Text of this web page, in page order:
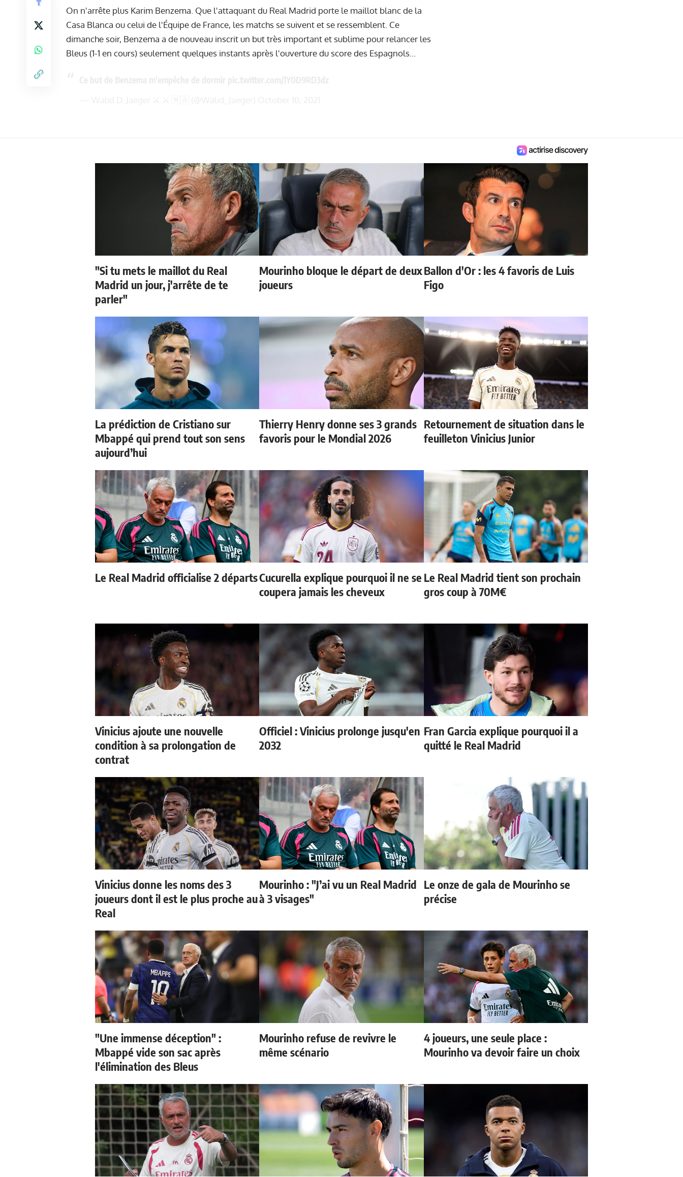
On n'arrête plus Karim Benzema. Que l'attaquant du Real Madrid porte le maillot blanc de la
Casa Blanca ou celui de l'Équipe de France, les matchs se suivent et se ressemblent. Ce
dimanche soir, Benzema a de nouveau inscrit un but très important et sublime pour relancer les
Bleus (1-1 en cours) seulement quelques instants après l'ouverture du score des Espagnols...
"Si tu mets le maillot du Real
Madrid un jour, j'arrête de te
parler"
Mourinho bloque le départ de deux
joueurs
Ballon d'Or : les 4 favoris de Luis
Figo
La prédiction de Cristiano sur
Mbappé qui prend tout son sens
aujourd’hui
Thierry Henry donne ses 3 grands
favoris pour le Mondial 2026
Retournement de situation dans le
feuilleton Vinicius Junior
Le Real Madrid officialise 2 départsCucurella explique pourquoi il ne se
coupera jamais les cheveux
Le Real Madrid tient son prochain
gros coup à 70M€
Vinicius ajoute une nouvelle
condition à sa prolongation de
contrat
Officiel : Vinicius prolonge jusqu'en
2032
Fran Garcia explique pourquoi il a
quitté le Real Madrid
Vinicius donne les noms des 3
joueurs dont il est le plus proche au
Real
Mourinho : "J’ai vu un Real Madrid
à 3 visages"
Le onze de gala de Mourinho se
précise
"Une immense déception" :
Mbappé vide son sac après
l'élimination des Bleus
Mourinho refuse de revivre le
même scénario
4 joueurs, une seule place :
Mourinho va devoir faire un choix